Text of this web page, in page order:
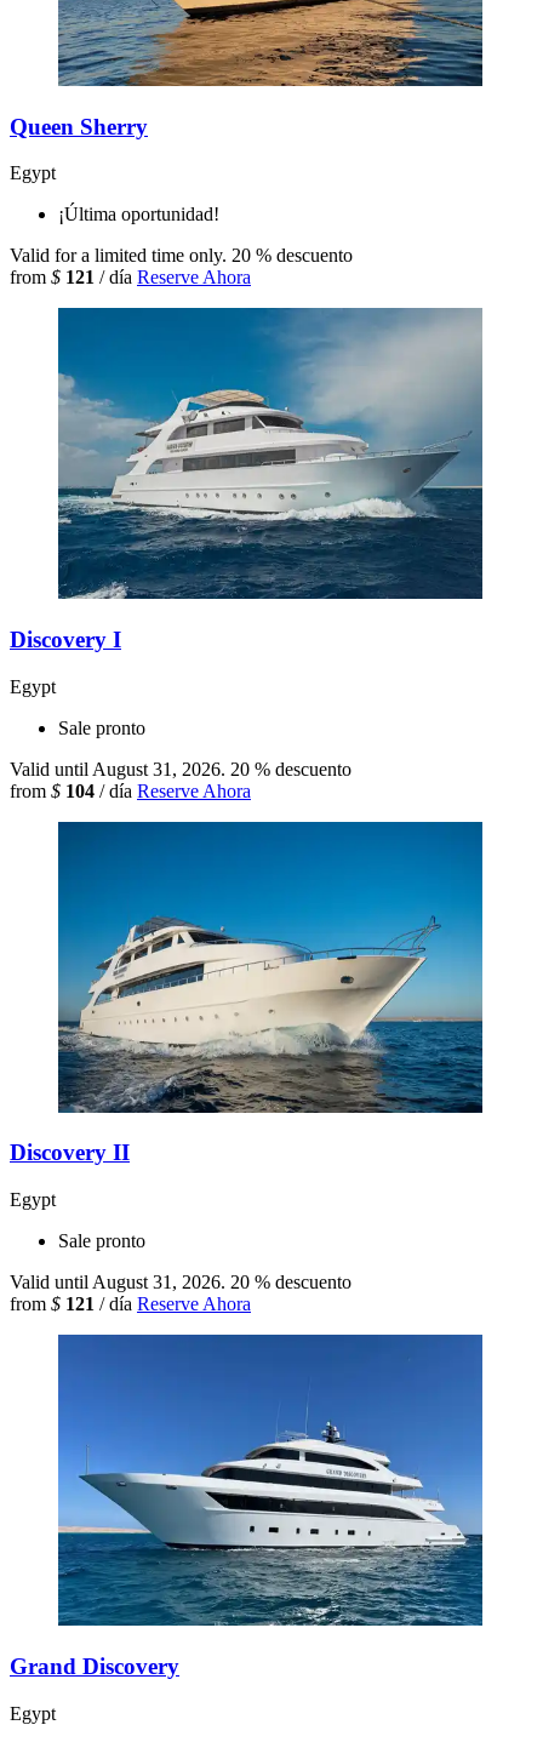
Queen Sherry
Egypt
¡Última oportunidad!
Valid for a limited time only. 20 % descuento
from $ 121 / día Reserve Ahora
Discovery I
Egypt
Sale pronto
Valid until August 31, 2026. 20 % descuento
from $ 104 / día Reserve Ahora
Discovery II
Egypt
Sale pronto
Valid until August 31, 2026. 20 % descuento
from $ 121 / día Reserve Ahora
Grand Discovery
Egypt